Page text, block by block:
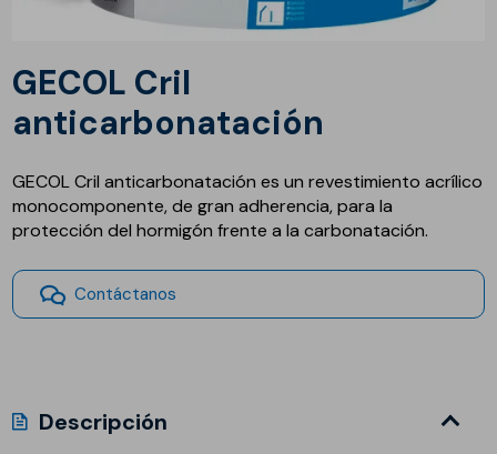
GECOL Cril
anticarbonatación
GECOL Cril anticarbonatación es un revestimiento acrílico
monocomponente, de gran adherencia, para la
protección del hormigón frente a la carbonatación.
Contáctanos
Descripción